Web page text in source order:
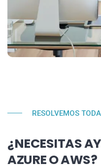
RESOLVEMOS
¿NECESITAS
AZURE O AWS?